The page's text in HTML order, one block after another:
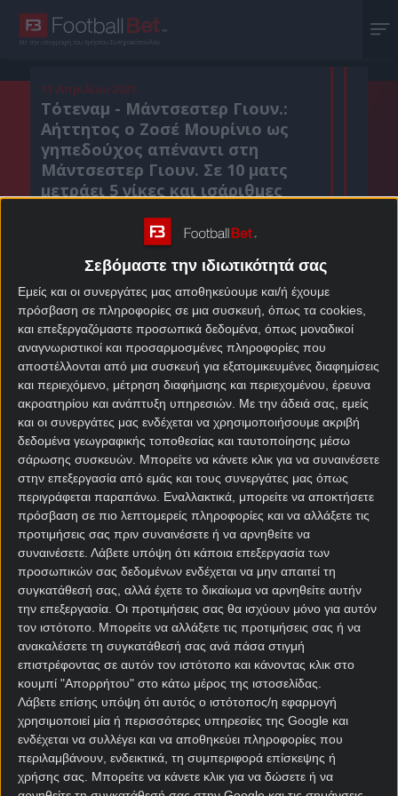
Σεβόμαστε την ιδιωτικότητά σας
Εμείς και οι συνεργάτες μας αποθηκεύουμε και/ή έχουμε
πρόσβαση σε πληροφορίες σε μια συσκευή, όπως τα cookies,
και επεξεργαζόμαστε προσωπικά δεδομένα, όπως μοναδικοί
αναγνωριστικοί και προσαρμοσμένες πληροφορίες που
αποστέλλονται από μια συσκευή για εξατομικευμένες διαφημίσεις
και περιεχόμενο, μέτρηση διαφήμισης και περιεχομένου, έρευνα
ακροατηρίου και ανάπτυξη υπηρεσιών. Με την άδειά σας, εμείς
και οι συνεργάτες μας ενδέχεται να χρησιμοποιήσουμε ακριβή
δεδομένα γεωγραφικής τοποθεσίας και ταυτοποίησης μέσω
σάρωσης συσκευών. Μπορείτε να κάνετε κλικ για να συναινέσετε
στην επεξεργασία από εμάς και τους συνεργάτες μας όπως
περιγράφεται παραπάνω. Εναλλακτικά, μπορείτε να αποκτήσετε
πρόσβαση σε πιο λεπτομερείς πληροφορίες και να αλλάξετε τις
προτιμήσεις σας πριν συναινέσετε ή να αρνηθείτε να
συναινέσετε. Λάβετε υπόψη ότι κάποια επεξεργασία των
προσωπικών σας δεδομένων ενδέχεται να μην απαιτεί τη
συγκατάθεσή σας, αλλά έχετε το δικαίωμα να αρνηθείτε αυτήν
την επεξεργασία. Οι προτιμήσεις σας θα ισχύουν μόνο για αυτόν
τον ιστότοπο. Μπορείτε να αλλάξετε τις προτιμήσεις σας ή να
ανακαλέσετε τη συγκατάθεσή σας ανά πάσα στιγμή
επιστρέφοντας σε αυτόν τον ιστότοπο και κάνοντας κλικ στο
κουμπί "Απορρήτου" στο κάτω μέρος της ιστοσελίδας.
Λάβετε επίσης υπόψη ότι αυτός ο ιστότοπος/η εφαρμογή
χρησιμοποιεί μία ή περισσότερες υπηρεσίες της Google και
ενδέχεται να συλλέγει και να αποθηκεύει πληροφορίες που
περιλαμβάνουν, ενδεικτικά, τη συμπεριφορά επίσκεψης ή
χρήσης σας. Μπορείτε να κάνετε κλικ για να δώσετε ή να
Με την υπογραφή του Χρήστου Σωτηρακόπουλου
11 Απριλίου 2021
Τότεναμ - Μάντσεστερ Γιουν.:
Αήττητος ο Ζοσέ Μουρίνιο ως
γηπεδούχος απέναντι στη
Μάντσεστερ Γιουν. Σε 10 ματς
μετράει 5 νίκες και ισάριθμες
Κοιν. :
Πρόσθεσε το Footballbet.gr στην Google
ΣΤΟΙΧΗΜΑΤΙΚΕΣ ΠΡΟΣΦΟΡΕΣ *
Αρχική Σελίδα
Χρήστος Σωτηρακόπουλος
Προγνωστικά
Βαθμολογίες - Στατιστικά
Κουπόνι
Πρόγραμμα TV
Προσφορές*